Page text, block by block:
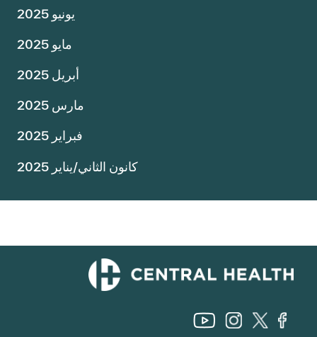
يونيو 2025
مايو 2025
أبريل 2025
مارس 2025
فبراير 2025
كانون الثاني/يناير 2025